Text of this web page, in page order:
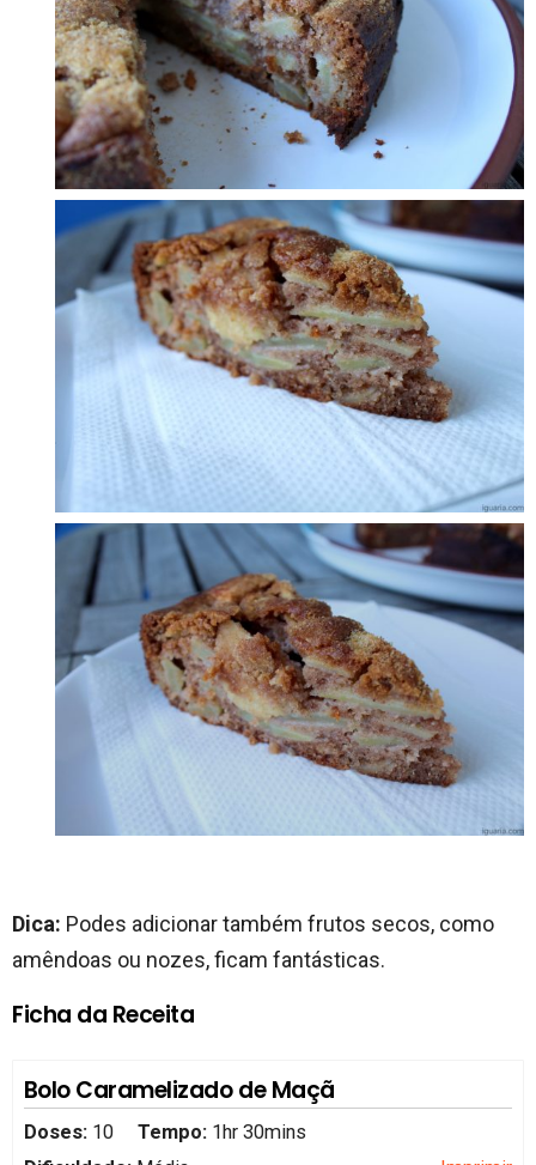
Dica: Podes adicionar também frutos secos, como
amêndoas ou nozes, ficam fantásticas.
Ficha da Receita
Bolo Caramelizado de Maçã
Doses: 10 Tempo: 1hr 30mins